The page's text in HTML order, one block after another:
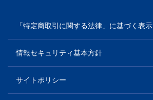
「特定商取引に関する法律」に基づく表示
情報セキュリティ基本方針
サイトポリシー